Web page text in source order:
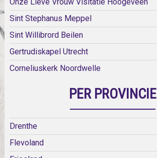
Sint Stephanus Meppel
Sint Willibrord Beilen
Gertrudiskapel Utrecht
Corneliuskerk Noordwelle
PER PROVINCIE
Drenthe
Flevoland